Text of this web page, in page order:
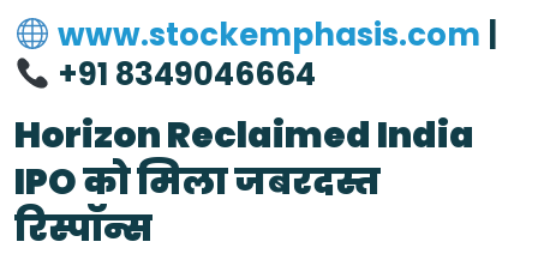
www.stockemphasis.com
+91 8349046664
Horizon Reclaimed India
IPO को मिला जबरदस्त
रिस्पॉन्स